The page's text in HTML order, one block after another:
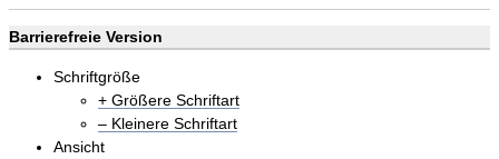
Barrierefreie Version
Schriftgröße
+ Größere Schriftart
– Kleinere Schriftart
Ansicht